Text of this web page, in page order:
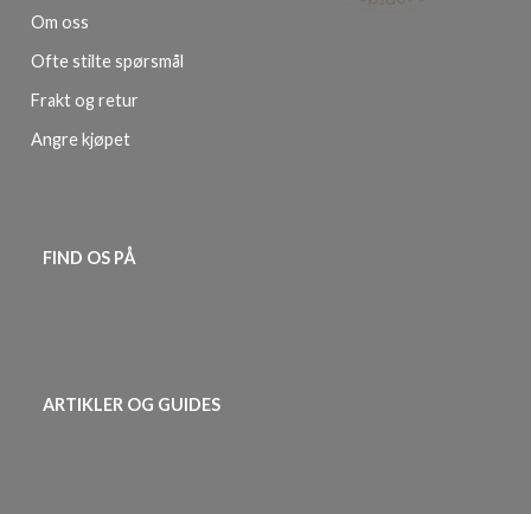
Om oss
Ofte stilte spørsmål
Frakt og retur
Angre kjøpet
FIND OS PÅ
ARTIKLER OG GUIDES